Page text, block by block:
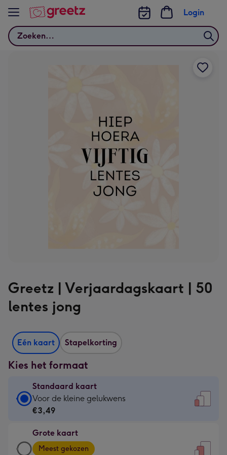
Bekijk meer
Zoeken
Login
Greetz | Verjaardagskaart | 50
lentes jong
Eén kaart Stapelkorting
Kies het formaat
Standaard kaart
Standaard
kaart
€3,49
-
Voor de kleine gelukwens
€3,49
Grote kaart
Grote
Meest gekozen